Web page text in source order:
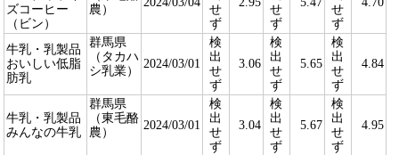
ズコーヒー
（ビン）
農）
せ
ず
せ
ず
せ
ず
牛乳・乳製品
おいしい低脂
肪乳
群馬県
（タカハ
シ乳業）
2024/03/01
検
出
せ
ず
3.06
検
出
せ
ず
5.65
検
出
せ
ず
4.84
牛乳・乳製品
みんなの牛乳
群馬県
（東毛酪
農）
2024/03/01
検
出
せ
ず
3.04
検
出
せ
ず
5.67
検
出
せ
ず
4.95